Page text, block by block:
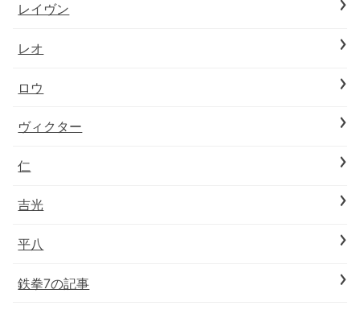
レイヴン
レオ
ロウ
ヴィクター
仁
吉光
平八
鉄拳7の記事